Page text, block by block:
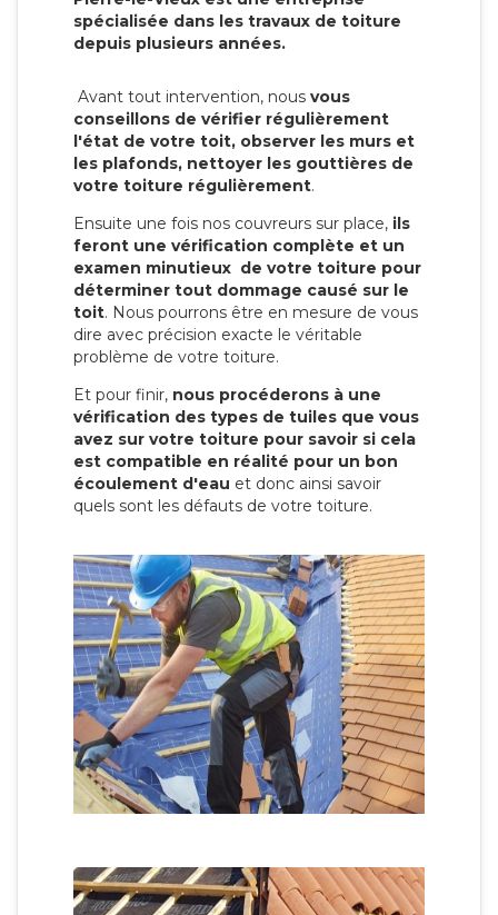
spécialisée dans les travaux de toiture
depuis plusieurs années.
Avant tout intervention, nous vous
conseillons de vérifier régulièrement
l'état de votre toit, observer les murs et
les plafonds, nettoyer les gouttières de
votre toiture régulièrement.
Ensuite une fois nos couvreurs sur place, ils
feront une vérification complète et un
examen minutieux de votre toiture pour
déterminer tout dommage causé sur le
toit. Nous pourrons être en mesure de vous
dire avec précision exacte le véritable
problème de votre toiture.
Et pour finir, nous procéderons à une
vérification des types de tuiles que vous
avez sur votre toiture pour savoir si cela
est compatible en réalité pour un bon
écoulement d'eau et donc ainsi savoir
quels sont les défauts de votre toiture.